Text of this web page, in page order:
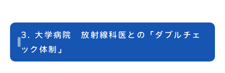
3. 大学病院 放射線科医との「ダブルチェ
ック体制」